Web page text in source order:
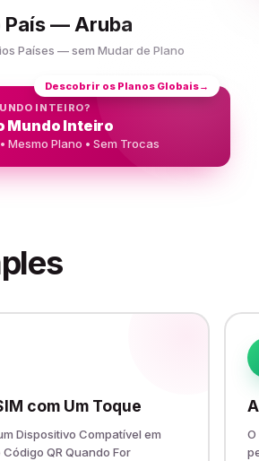
País — Aruba
Países — sem Mudar de Plano
INTEIRO?
Mundo Inteiro
Mesmo Plano • Sem Trocas
Descobrir os Planos Globais→
com Um Toque
Dispositivo Compatível em
QR Quando For